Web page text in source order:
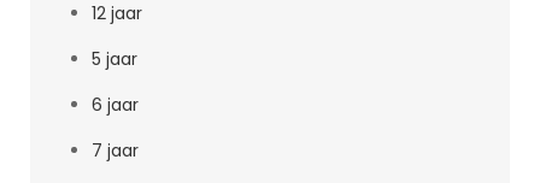
12 jaar
5 jaar
6 jaar
7 jaar